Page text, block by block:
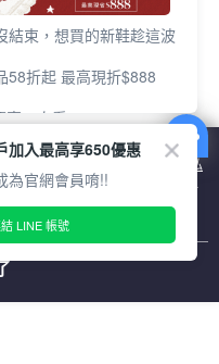
cookie 方式之詳情，及若您不希
設定，請參閱本網站「
隱私
表示您同意本公司得按本網站使
結束，想買的新鞋趁這波
58折起 最高現折$888
惠一次看
物最高10%回饋
定品現折200
58折起 最高現折$888
休閒鞋、涼鞋一次逛齊
遊好走、聚會也漂亮
加入最高享650優惠
為官網會員唷!!
LINE 帳號